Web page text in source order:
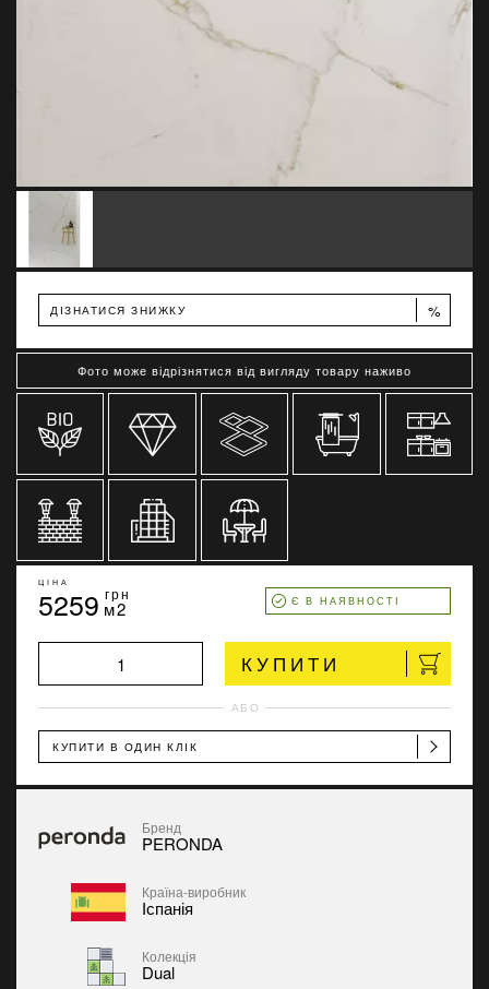
ДІЗНАТИСЯ ЗНИЖКУ %
Фото може відрізнятися від вигляду товару наживо
ЦІНА
5259 грн
м2 Є В НАЯВНОСТІ
КУПИТИ
АБО
КУПИТИ В ОДИН КЛІК
Бренд
PERONDA
Країна-виробник
Іспанія
Колекція
Dual